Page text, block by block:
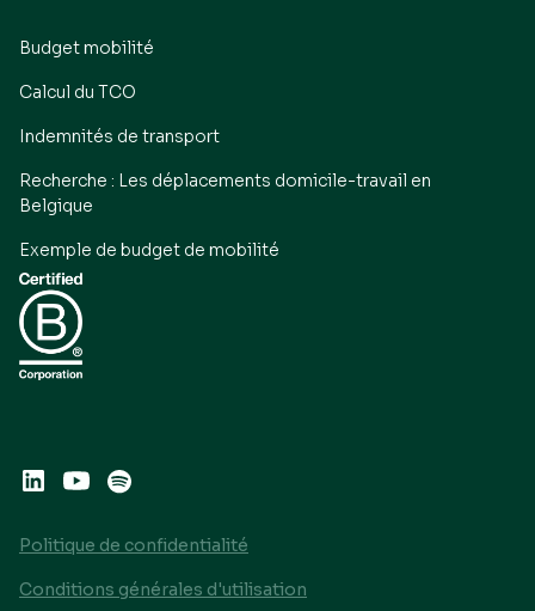
Budget mobilité
Calcul du TCO
Indemnités de transport
Recherche : Les déplacements domicile-travail en
Belgique
Exemple de budget de mobilité
Politique de confidentialité
Conditions générales d'utilisation